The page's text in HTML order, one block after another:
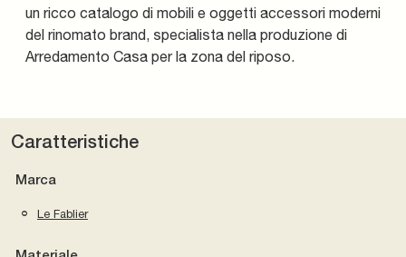
un ricco catalogo di mobili e oggetti accessori moderni
del rinomato brand, specialista nella produzione di
Arredamento Casa per la zona del riposo.
Caratteristiche
Marca
Le Fablier